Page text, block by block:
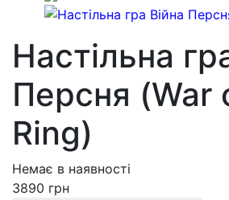
Настільна
Персня (War
Ring)
Немає в наявності
3890 грн